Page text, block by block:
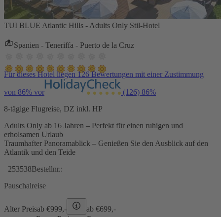
TUI BLUE Atlantic Hills - Adults Only Stil-Hotel
Spanien - Teneriffa - Puerto de la Cruz
Für dieses Hotel liegen 126 Bewertungen mit einer Zustimmung
von 86% vor (126) 86%
8-tägige Flugreise, DZ inkl. HP
Adults Only ab 16 Jahren – Perfekt für einen ruhigen und
erholsamen Urlaub
Traumhafter Panoramablick – Genießen Sie den Ausblick auf den
Atlantik und den Teide
253538Bestellnr.:
Pauschalreise
Alter Preisab €999,- ab €699,-